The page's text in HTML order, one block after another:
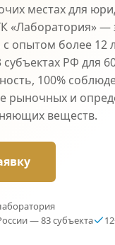
местах для
«Лаборатория» —
опытом более 12
РФ для
100%
рыночных и
веществ.
— 83 субъекта